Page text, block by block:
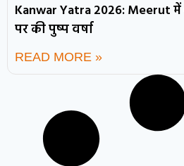
Kanwar Yatra 2026: Meerut
पर की पुष्प वर्षा
READ MORE »